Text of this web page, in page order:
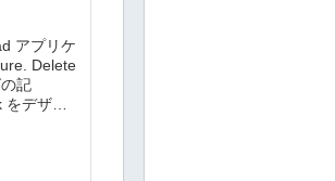
アプリケ
Delete
記
デザイ